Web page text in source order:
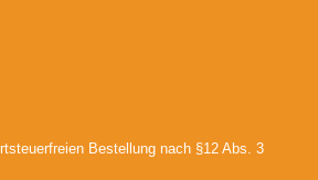
Bestellung nach §12 Abs. 3